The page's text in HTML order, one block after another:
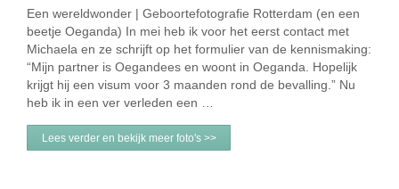
Een wereldwonder | Geboortefotografie Rotterdam (en een
beetje Oeganda) In mei heb ik voor het eerst contact met
Michaela en ze schrijft op het formulier van de kennismaking:
“Mijn partner is Oegandees en woont in Oeganda. Hopelijk
krijgt hij een visum voor 3 maanden rond de bevalling.” Nu
heb ik in een ver verleden een …
Lees verder en bekijk meer foto's >>